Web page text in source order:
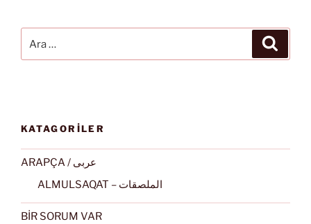
KATAGORİLER
ARAPÇA / عربى
ALMULSAQAT – الملصقات
BİR SORUM VAR